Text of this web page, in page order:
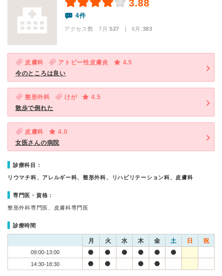
3.88
4件
アクセス数 7月:527 | 6月:383
皮膚科 アトピー性皮膚炎
4.5
今のところは良い
整形外科 けが
4.5
散歩で倒れた
皮膚科
4.0
女医さんの病院
診療科目：
リウマチ科、アレルギー科、整形外科、リハビリテーション科、皮膚科
専門医・資格：
整形外科専門医、皮膚科専門医
診療時間
月 火 水 木 金 土 日 祝
09:00-13:00
14:30-18:30